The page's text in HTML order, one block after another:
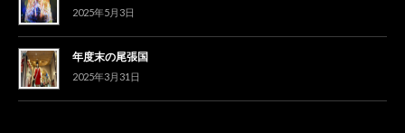
2025年5月3日
年度末の尾張国
2025年3月31日